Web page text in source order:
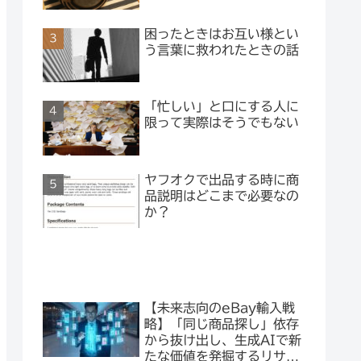
困ったときはお互い様とい
う言葉に救われたときの話
「忙しい」と口にする人に
限って実際はそうでもない
ヤフオクで出品する時に商
品説明はどこまで必要なの
か？
【未来志向のeBay輸入戦
略】「同じ商品探し」依存
から抜け出し、生成AIで新
たな価値を発掘するリサー